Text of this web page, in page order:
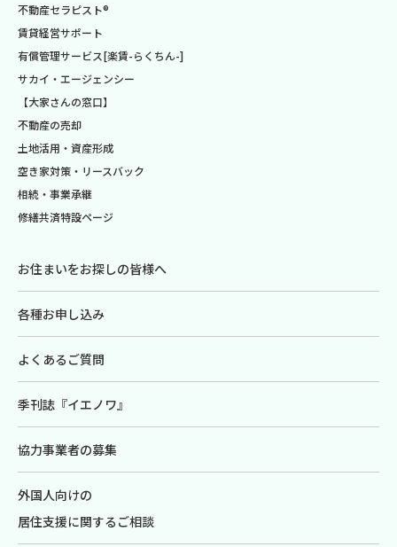
不動産セラピスト®
賃貸経営サポート
有償管理サービス[楽賃-らくちん-]
サカイ・エージェンシー
【大家さんの窓口】
不動産の売却
土地活用・資産形成
空き家対策・リースバック
相続・事業承継
修繕共済特設ページ
お住まいをお探しの皆様へ
各種お申し込み
よくあるご質問
季刊誌『イエノワ』
協力事業者の募集
外国人向けの
居住支援に関するご相談